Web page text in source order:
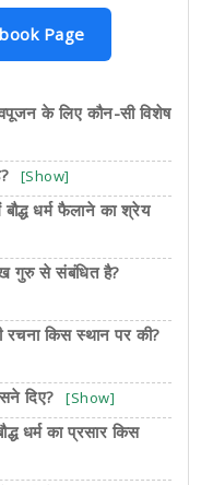
Page
के लिए कौन-सी विशेष
[Show]
धर्म फैलाने का श्रेय
गुरु से संबंधित है?
किस स्थान पर की?
दिए? [Show]
धर्म का प्रसार किस